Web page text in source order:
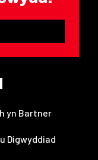
yn Bartner
Digwyddiad